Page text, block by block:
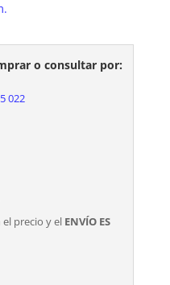
o consultar por:
022
precio y el ENVÍO ES